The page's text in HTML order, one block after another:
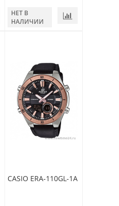
НЕТ В
НАЛИЧИИ
CASIO ERA-110GL-1A